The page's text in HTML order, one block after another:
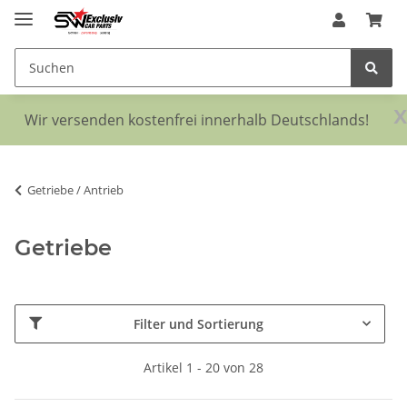
x
Wir versenden kostenfrei innerhalb Deutschlands!
Getriebe / Antrieb
Getriebe
Filter und Sortierung
Artikel 1 - 20 von 28